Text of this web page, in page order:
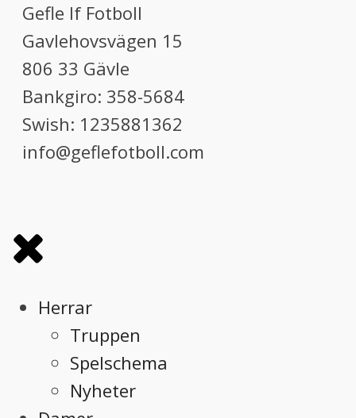
Gefle If Fotboll
Gavlehovsvägen 15
806 33 Gävle
Bankgiro: 358-5684
Swish: 1235881362
info@geflefotboll.com
Herrar
Truppen
Spelschema
Nyheter